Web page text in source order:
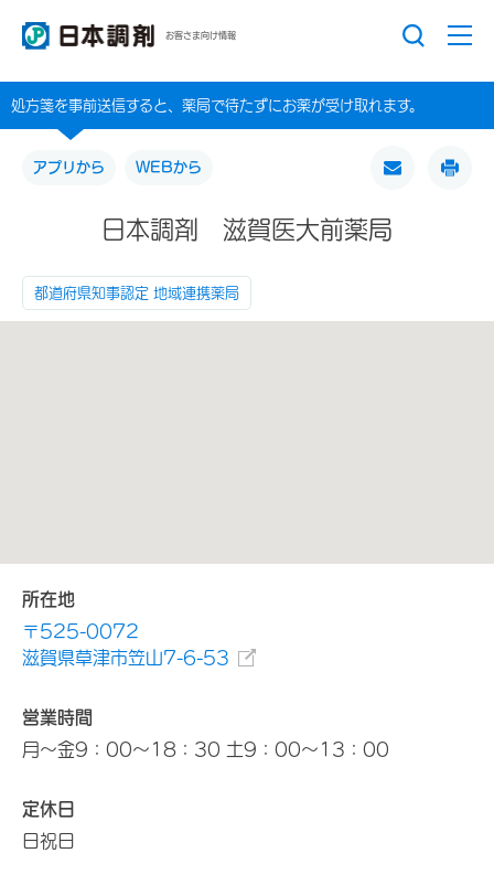
お客さま向け情報
処方箋を事前送信すると、薬局で待たずにお薬が受け取れます。
アプリから WEBから
日本調剤 滋賀医大前薬局
都道府県知事認定 地域連携薬局
所在地
〒525-0072
滋賀県草津市笠山7-6-53
営業時間
月～金9：00～18：30 土9：00～13：00
定休日
日祝日